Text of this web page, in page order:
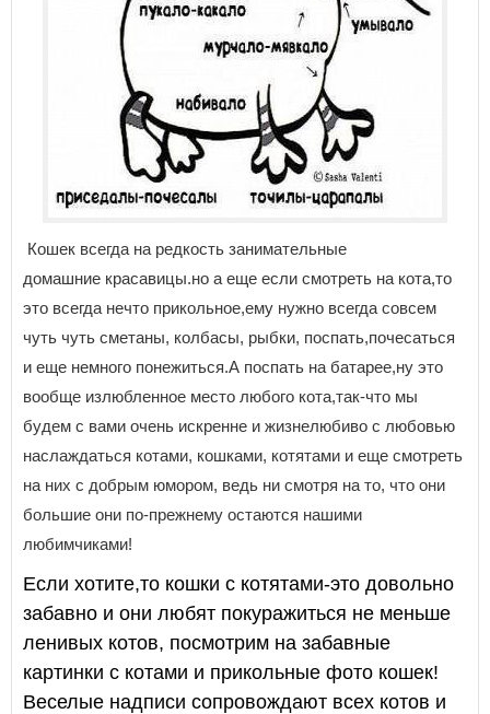
Кошек всегда на редкость занимательные
домашние красавицы.но а еще если смотреть на кота,то
это всегда нечто прикольное,ему нужно всегда совсем
чуть чуть сметаны, колбасы, рыбки, поспать,почесаться
и еще немного понежиться.А поспать на батарее,ну это
вообще излюбленное место любого кота,так-что мы
будем с вами очень искренне и жизнелюбиво с любовью
наслаждаться котами, кошками, котятами и еще смотреть
на них с добрым юмором, ведь ни смотря на то, что они
большие они по-прежнему остаются нашими
любимчиками!
Если хотите,то кошки с котятами-это довольно
забавно и они любят покуражиться не меньше
ленивых котов, посмотрим на забавные
картинки с котами и прикольные фото кошек!
Веселые надписи сопровождают всех котов и